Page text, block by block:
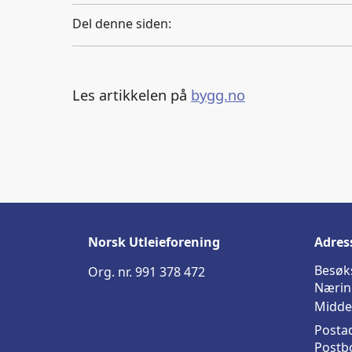
Del denne siden:
Les artikkelen på bygg.no
Norsk Utleieforening
Org. nr. 991 378 472